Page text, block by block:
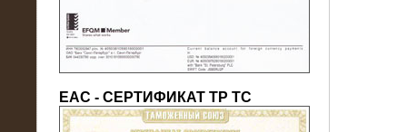
ЕАС - СЕРТИФИКАТ ТР ТС